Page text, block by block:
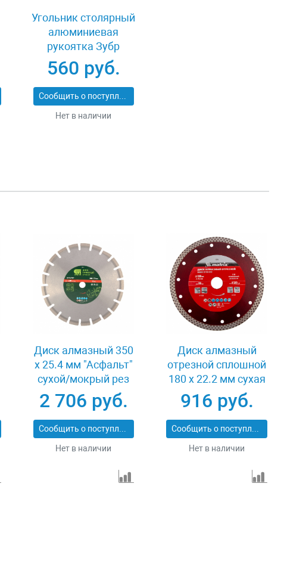
Угольник столярный
алюминиевая
рукоятка Зубр
34395-30
560 руб.
Сообщить о поступлении
Нет в наличии
Диск алмазный 350
х 25.4 мм "Асфальт"
сухой/мокрый рез
Сибртех 731013
2 706 руб.
Сообщить о поступлении
Нет в наличии
Диск алмазный
отрезной сплошной
180 х 22.2 мм сухая
резка Matrix
Professional 73128
916 руб.
Сообщить о поступлении
Нет в наличии